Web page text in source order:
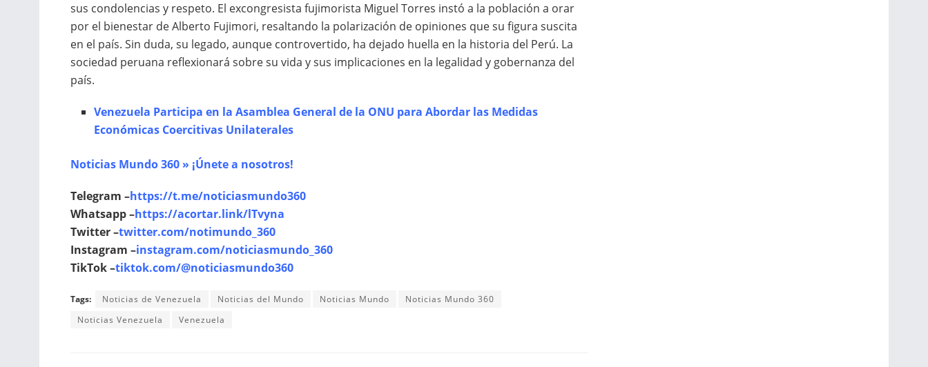
sus condolencias y respeto. El excongresista fujimorista Miguel Torres instó a la población a orar
por el bienestar de Alberto Fujimori, resaltando la polarización de opiniones que su figura suscita
en el país. Sin duda, su legado, aunque controvertido, ha dejado huella en la historia del Perú. La
sociedad peruana reflexionará sobre su vida y sus implicaciones en la legalidad y gobernanza del
país.
Venezuela Participa en la Asamblea General de la ONU para Abordar las Medidas
Económicas Coercitivas Unilaterales
Noticias Mundo 360 » ¡Únete a nosotros!
Telegram –https://t.me/noticiasmundo360
Whatsapp –https://acortar.link/lTvyna
Twitter –twitter.com/notimundo_360
Instagram –instagram.com/noticiasmundo_360
TikTok –tiktok.com/@noticiasmundo360
Tags: Noticias de Venezuela Noticias del Mundo Noticias Mundo
Noticias Mundo 360
Noticias Venezuela
Venezuela